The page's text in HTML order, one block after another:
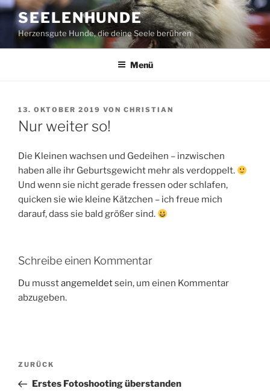
Zum
Inhalt
springen
SEELENHUNDE
Herzensgute Hunde, die deine Seele berühren
Menü
VERÖFFENTLICHT
AM
13. OKTOBER 2019 VON CHRISTIAN
Nur weiter so!
Die Kleinen wachsen und Gedeihen – inzwischen
haben alle ihr Geburtsgewicht mehr als verdoppelt.
Und wenn sie nicht gerade fressen oder schlafen,
quicken sie wie kleine Kätzchen – ich freue mich
darauf, dass sie bald größer sind.
Schreibe einen Kommentar
Du musstangemeldetsein, um einen Kommentar
abzugeben.
Beitragsnavigation
Vorheriger
Beitrag
ZURÜCK
Erstes Fotoshooting überstanden